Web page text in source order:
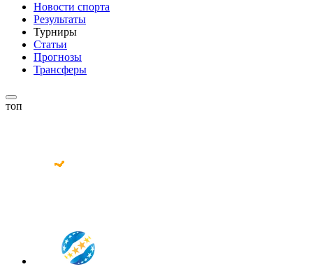
Новости спорта
Результаты
Турниры
Статьи
Прогнозы
Трансферы
топ